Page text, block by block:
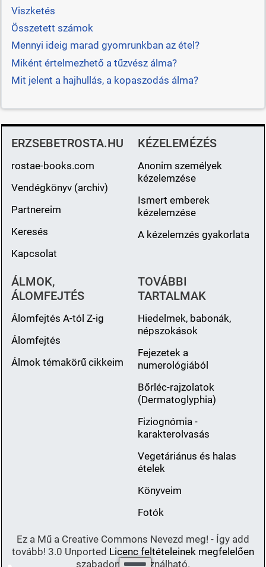
Viszketés
Összetett számok
Mennyi ideig marad gyomrunkban az étel?
Miként értelmezhető a tűzvész álma?
Mit jelent a hajhullás, a kopaszodás álma?
ERZSEBETROSTA.HU
rostae-books.com
Vendégkönyv (archiv)
Partnereim
Keresés
Kapcsolat
KÉZELEMÉZÉS
Anonim személyek
kézelemzése
Ismert emberek
kézelemzése
A kézelemzés gyakorlata
ÁLMOK,
ÁLOMFEJTÉS
Álomfejtés A-tól Z-ig
Álomfejtés
Álmok témakörű cikkeim
TOVÁBBI
TARTALMAK
Hiedelmek, babonák,
népszokások
Fejezetek a
numerológiából
Bőrléc-rajzolatok
(Dermatoglyphia)
Fiziognómia -
karakterolvasás
Vegetáriánus és halas
ételek
Könyveim
Fotók
Ez a Mű a Creative Commons Nevezd meg! - Így add
tovább! 3.0 Unported Licenc feltételeinek megfelelően
szabadon felhasználható.